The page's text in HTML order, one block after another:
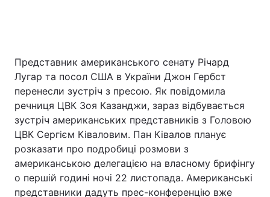
Представник американського сенату Річард
Лугар та посол США в України Джон Гербст
перенесли зустріч з пресою. Як повідомила
речниця ЦВК Зоя Казанджи, зараз відбувається
зустріч американських представників з Головою
ЦВК Сергієм Ківаловим. Пан Ківалов планує
розказати про подробиці розмови з
американською делегацією на власному брифінгу
о першій годині ночі 22 листопада. Американські
представники дадуть прес-конференцію вже